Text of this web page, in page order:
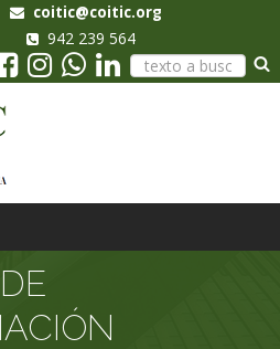
coitic@coitic.org
942 239 564